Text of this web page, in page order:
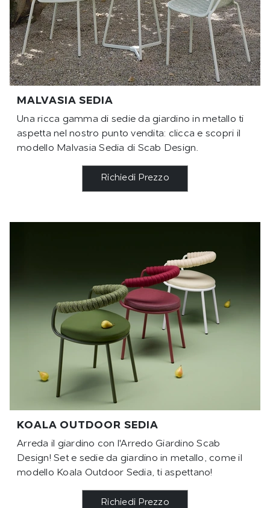
MALVASIA SEDIA
Una ricca gamma di sedie da giardino in metallo ti
aspetta nel nostro punto vendita: clicca e scopri il
modello Malvasia Sedia di Scab Design.
Richiedi Prezzo
KOALA OUTDOOR SEDIA
Arreda il giardino con l'Arredo Giardino Scab
Design! Set e sedie da giardino in metallo, come il
modello Koala Outdoor Sedia, ti aspettano!
Richiedi Prezzo